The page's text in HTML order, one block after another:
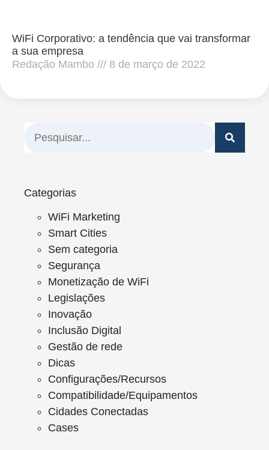
WiFi Corporativo: a tendência que vai transformar
a sua empresa
Redação Mambo
8 de março de 2022
Categorias
WiFi Marketing
Smart Cities
Sem categoria
Segurança
Monetização de WiFi
Legislações
Inovação
Inclusão Digital
Gestão de rede
Dicas
Configurações/Recursos
Compatibilidade/Equipamentos
Cidades Conectadas
Cases